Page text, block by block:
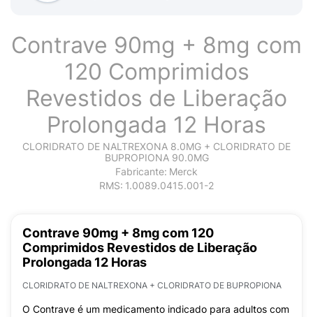
Contrave 90mg + 8mg com
120 Comprimidos
Revestidos de Liberação
Prolongada 12 Horas
CLORIDRATO DE NALTREXONA 8.0MG + CLORIDRATO DE
BUPROPIONA 90.0MG
Fabricante: Merck
RMS: 1.0089.0415.001-2
Contrave 90mg + 8mg com 120
Comprimidos Revestidos de Liberação
Prolongada 12 Horas
CLORIDRATO DE NALTREXONA + CLORIDRATO DE BUPROPIONA
O Contrave é um medicamento indicado para adultos com